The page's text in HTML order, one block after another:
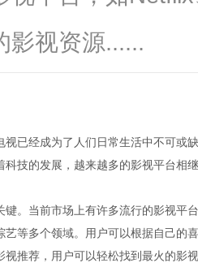
影视资源......
已经成为了人们日常生活中不可或
技的发展，越来越多的影视平台相
。当前市场上有许多流行的影视平
艺等多个领域。用户可以根据自己的
视推荐，用户可以轻松找到最火的影